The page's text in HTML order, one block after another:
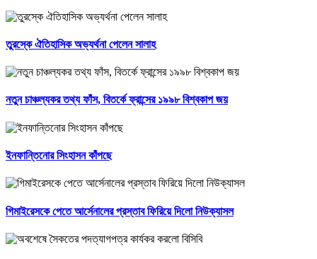
তুরস্কে ঐতিহাসিক অভ্যর্থনা পেলেন সালাহ
নতুন চাঞ্চল্যকর তথ্য ফাঁস, বিতর্কে ফ্রান্সের ১৯৯৮ বিশ্বকাপ জয়
ইনফান্তিনোর সিংহাসন কাঁপছে
গিমাইরেসকে পেতে আর্সেনালের প্রস্তাব ফিরিয়ে দিলো নিউক্যাসল